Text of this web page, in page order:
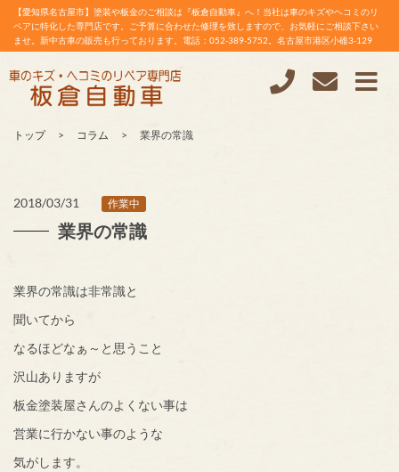
【愛知県名古屋市】塗装や板金のご相談は『板倉自動車』へ！当社は車のキズやヘコミのリ
ペアに特化した専門店です。ご予算に合わせた修理を致しますので、お気軽にご相談下さい
ませ。新中古車の販売も行っております。電話：052-389-5752。名古屋市港区小碓3-129
トップ コラム 業界の常識
2018/03/31 作業中
業界の常識
業界の常識は非常識と
聞いてから
なるほどなぁ～と思うこと
沢山ありますが
板金塗装屋さんのよくない事は
営業に行かない事のような
気がします。